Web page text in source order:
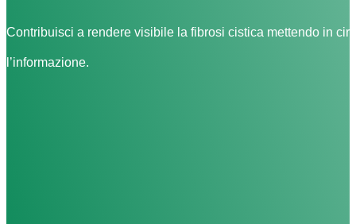
Contribuisci a rendere visibile la fibrosi cistica mettendo in
l’informazione.